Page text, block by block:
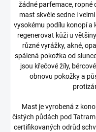
žádné parfemace, ropné
mast skvěle sedne i
vysokému podílu konopí a
regenerovat kůži u
různé vyrážky, akné,
spálená pokožka od
jsou křečové žíly,
obnovu pokožky a
Mast je vyrobená z
čistých půdách pod
certifikovaných odrůd